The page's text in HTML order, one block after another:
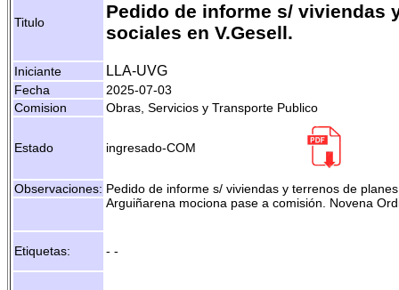
Titulo
Pedido de informe s/ viviendas
sociales en V.Gesell.
Iniciante LLA-UVG
Fecha
2025-07-03
Comision
Obras, Servicios y Transporte Publico
Estado ingresado-COM
Observaciones: Pedido de informe s/ viviendas y terrenos de
Arguiñarena mociona pase a comisión. Novena
Etiquetas: - -